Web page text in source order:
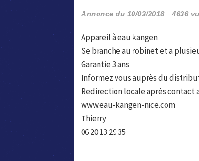
Annonce du 10/03/2018 4636
Appareil à eau kangen
Se branche au robinet et a
Garantie 3 ans
Informez vous auprès du
Redirection locale après contact
www.eau-kangen-nice.com
Thierry
06 20 13 29 35